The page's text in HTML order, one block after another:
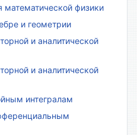
физики
и геометрии
и аналитической
и аналитической
интегралам